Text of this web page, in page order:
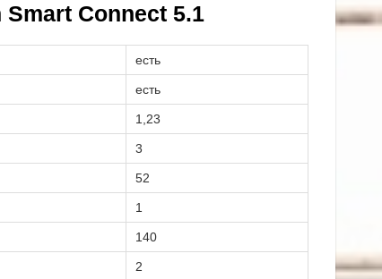
Smart Connect 5.1
есть
есть
1,23
3
52
1
140
2